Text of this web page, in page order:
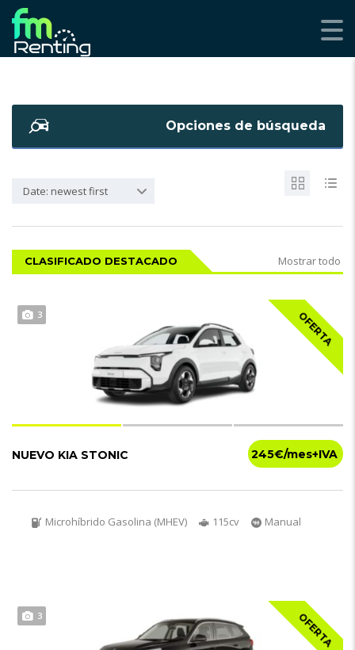
Opciones de búsqueda
Date: newest first
CLASIFICADO DESTACADO Mostrar todo
OFERTA
3
245€
NUEVO KIA STONIC
Microhíbrido Gasolina (MHEV) 115cv Manual
OFERTA
3